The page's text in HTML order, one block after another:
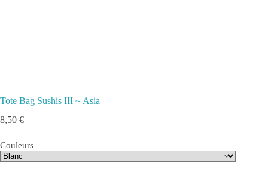
Tote Bag Sushis III ~ Asia
8,50 €
Couleurs